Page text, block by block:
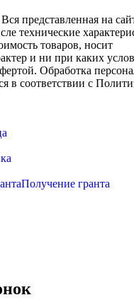
представленная на
технические
товаров, носит
и ни при каких
Обработка
в соответствии с
Получение гранта